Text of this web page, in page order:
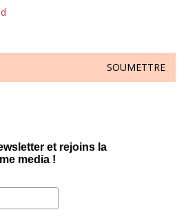
et rejoins la
media !